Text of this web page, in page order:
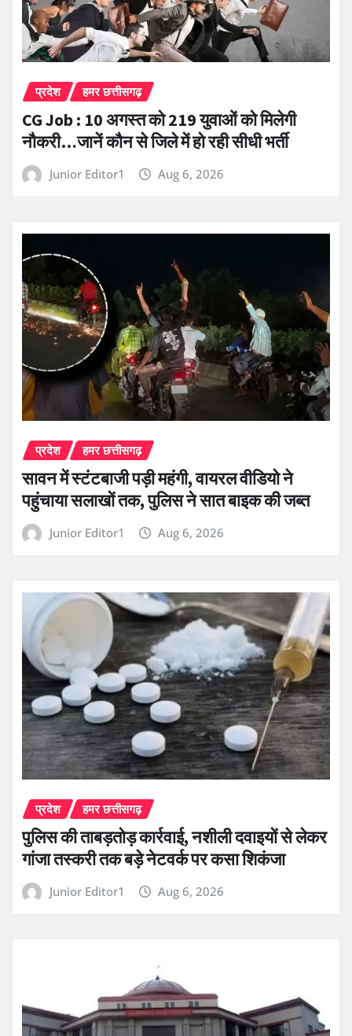
प्रदेश हमर छत्तीसगढ़
CG Job : 10 अगस्त को 219 युवाओं को मिलेगी
नौकरी…जानें कौन से जिले में हो रही सीधी भर्ती
Junior Editor1 Aug 6, 2026
प्रदेश हमर छत्तीसगढ़
सावन में स्टंटबाजी पड़ी महंगी, वायरल वीडियो ने
पहुंचाया सलाखों तक, पुलिस ने सात बाइक की जब्त
Junior Editor1 Aug 6, 2026
प्रदेश हमर छत्तीसगढ़
पुलिस की ताबड़तोड़ कार्रवाई, नशीली दवाइयों से लेकर
गांजा तस्करी तक बड़े नेटवर्क पर कसा शिकंजा
Junior Editor1 Aug 6, 2026